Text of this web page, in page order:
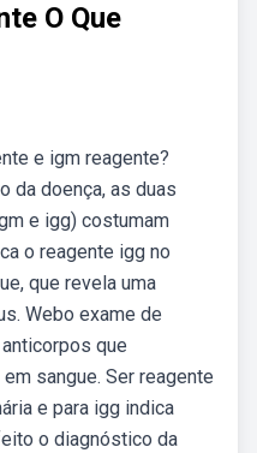
O Que
e igm reagente?
da doença, as duas
e igg) costumam
o reagente igg no
que revela uma
Webo exame de
que
sangue. Ser reagente
e para igg indica
o diagnóstico da